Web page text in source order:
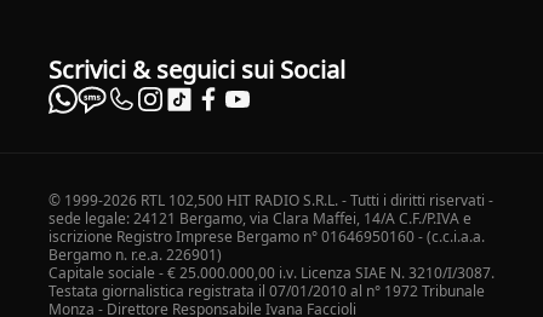
Scrivici & seguici sui Social
© 1999-2026 RTL 102,500 HIT RADIO S.R.L. - Tutti i diritti riservati -
sede legale: 24121 Bergamo, via Clara Maffei, 14/A C.F./P.IVA e
iscrizione Registro Imprese Bergamo n° 01646950160 - (c.c.i.a.a.
Bergamo n. r.e.a. 226901)
Capitale sociale - € 25.000.000,00 i.v. Licenza SIAE N. 3210/I/3087.
Testata giornalistica registrata il 07/01/2010 al n° 1972 Tribunale
Monza - Direttore Responsabile Ivana Faccioli